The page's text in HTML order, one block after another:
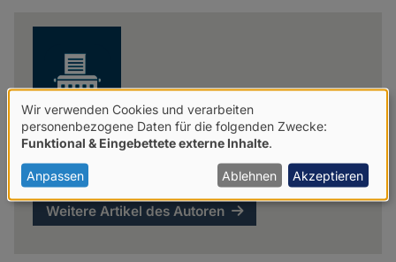
Stiftung Geistesfreiheit
Weitere Artikel des Autoren
Verwendung
von
personenbezogenen
Daten
und
Wir verwenden Cookies und verarbeiten
personenbezogene Daten für die folgenden Zwecke:
Funktional & Eingebettete externe Inhalte.
Anpassen Ablehnen Akzeptieren